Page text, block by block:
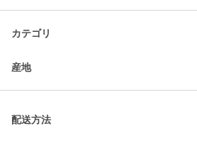
カテゴリ
産地
配送方法